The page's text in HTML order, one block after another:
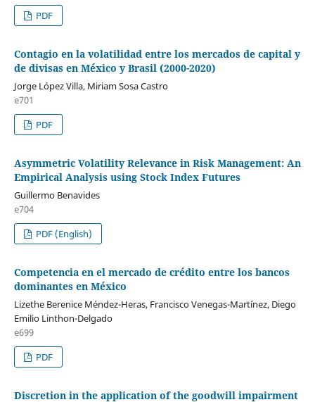
PDF
Contagio en la volatilidad entre los mercados de capital y
de divisas en México y Brasil (2000-2020)
Jorge López Villa, Miriam Sosa Castro
e701
PDF
Asymmetric Volatility Relevance in Risk Management: An
Empirical Analysis using Stock Index Futures
Guillermo Benavides
e704
PDF (English)
Competencia en el mercado de crédito entre los bancos
dominantes en México
Lizethe Berenice Méndez-Heras, Francisco Venegas-Martínez, Diego
Emilio Linthon-Delgado
e699
PDF
Discretion in the application of the goodwill impairment